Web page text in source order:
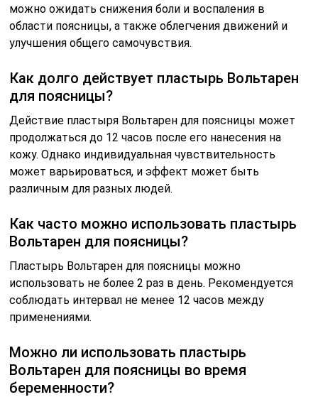
можно ожидать снижения боли и воспаления в
области поясницы, а также облегчения движений и
улучшения общего самочувствия.
Как долго действует пластырь Вольтарен
для поясницы?
Действие пластыря Вольтарен для поясницы может
продолжаться до 12 часов после его нанесения на
кожу. Однако индивидуальная чувствительность
может варьироваться, и эффект может быть
различным для разных людей.
Как часто можно использовать пластырь
Вольтарен для поясницы?
Пластырь Вольтарен для поясницы можно
использовать не более 2 раз в день. Рекомендуется
соблюдать интервал не менее 12 часов между
применениями.
Можно ли использовать пластырь
Вольтарен для поясницы во время
беременности?